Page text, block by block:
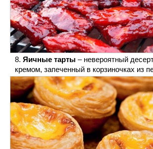
Яичные тарты – невероятный
кремом, запеченный в корзиночках из